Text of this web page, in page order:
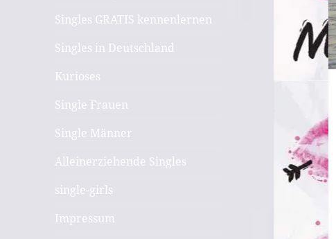
Singles GRATIS kennenlernen
Singles in Deutschland
Kurioses
Single Frauen
Single Männer
Alleinerziehende Singles
single-girls
Impressum